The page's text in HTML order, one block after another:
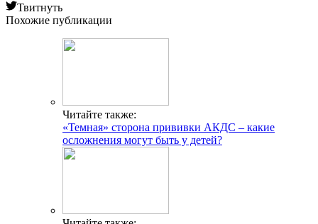
Твитнуть
Похожие публикации
Читайте также:
«Темная» сторона прививки АКДС – какие
осложнения могут быть у детей?